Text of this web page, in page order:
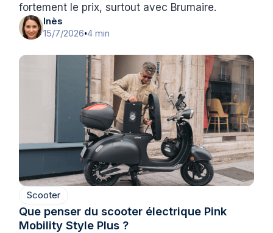
fortement le prix, surtout avec Brumaire.
Inès
15/7/2026•4 min
Scooter
Que penser du scooter électrique Pink
Mobility Style Plus ?